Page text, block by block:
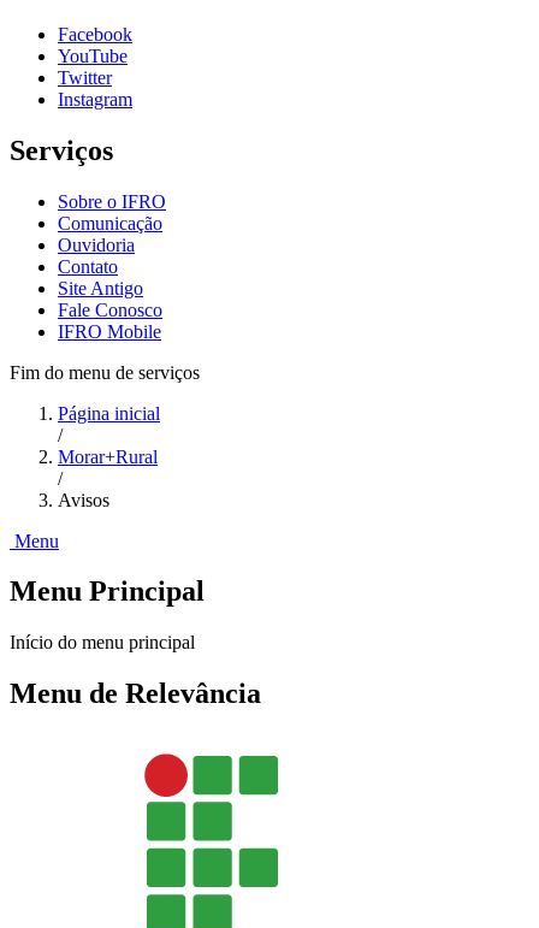
Facebook
YouTube
Twitter
Instagram
Serviços
Sobre o IFRO
Comunicação
Ouvidoria
Contato
Site Antigo
Fale Conosco
IFRO Mobile
Fim do menu de serviços
Página inicial
/
Morar+Rural
/
Avisos
Menu
Menu Principal
Início do menu principal
Menu de Relevância